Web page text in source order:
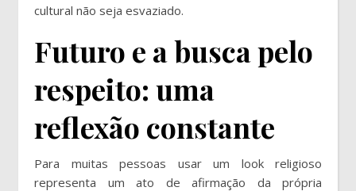
cultural não seja esvaziado.
Futuro e a busca pelo
respeito: uma
reflexão constante
Para muitas pessoas usar um look religioso
representa um ato de afirmação da própria